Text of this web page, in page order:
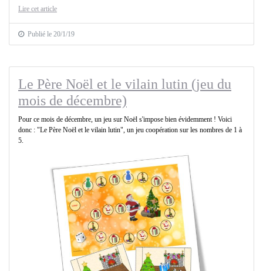
Lire cet article
Publié le 20/1/19
Le Père Noël et le vilain lutin (jeu du
mois de décembre)
Pour ce mois de décembre, un jeu sur Noël s'impose bien évidemment ! Voici
donc : "Le Père Noël et le vilain lutin", un jeu coopération sur les nombres de 1 à
5.